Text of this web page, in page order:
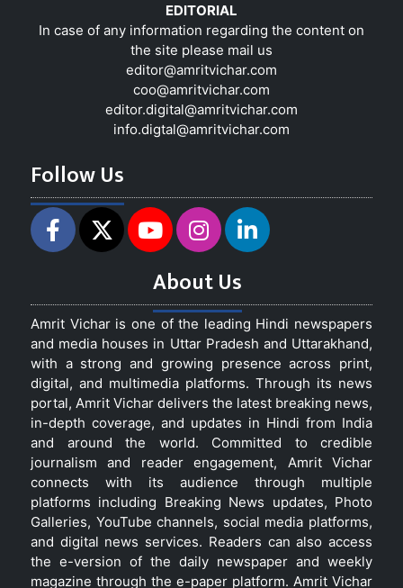
EDITORIAL
In case of any information regarding the content on
the site please mail us
editor@amritvichar.com
coo@amritvichar.com
editor.digital@amritvichar.com
info.digtal@amritvichar.com
Follow Us
About Us
Amrit Vichar is one of the leading Hindi newspapers
and media houses in Uttar Pradesh and Uttarakhand,
with a strong and growing presence across print,
digital, and multimedia platforms. Through its news
portal, Amrit Vichar delivers the latest breaking news,
in-depth coverage, and updates in Hindi from India
and around the world. Committed to credible
journalism and reader engagement, Amrit Vichar
connects with its audience through multiple
platforms including Breaking News updates, Photo
Galleries, YouTube channels, social media platforms,
and digital news services. Readers can also access
the e-version of the daily newspaper and weekly
magazine through the e-paper platform. Amrit Vichar